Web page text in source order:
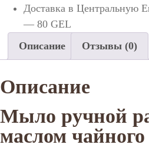
Доставка в Центральную
— 80 GEL
Описание
Отзывы (0)
Описание
Мыло ручной
маслом чайного